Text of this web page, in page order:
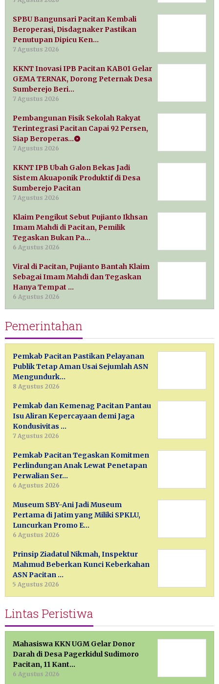
SPBU Bangunsari Pacitan Kembali
Beroperasi, Disdagnaker Pastikan
Penutupan Dipicu Ken…
7 Agustus 2026
KKNT Inovasi IPB Pacitan KAB01 Gelar
GEMA TERNAK, Dorong Peternak Desa
Sumberejo Beri…
7 Agustus 2026
Pembangunan Fisik Sekolah Rakyat
Terintegrasi Pacitan Capai 92 Persen,
Siap Beroperas…
7 Agustus 2026
KKNT IPB Ubah Galon Bekas Jadi
Sistem Akuaponik Produktif di Desa
Sumberejo Pacitan
7 Agustus 2026
Klaim Pengikut Sebut Pujianto Ikhsan
Imam Mahdi di Pacitan, Pemilik
Tegaskan Bukan Pa…
6 Agustus 2026
Viral di Pacitan, Pujianto Bantah Klaim
Sebagai Imam Mahdi dan Tegaskan
Hanya Tempat …
6 Agustus 2026
Pemerintahan
Pemkab Pacitan Pastikan Pelayanan
Publik Tetap Aman Usai Sejumlah ASN
Mengundurk…
8 Agustus 2026
Pemkab dan Kemenag Pacitan Pantau
Isu Aliran Kepercayaan demi Jaga
Kondusivitas …
7 Agustus 2026
Pemkab Pacitan Tegaskan Komitmen
Perlindungan Anak Lewat Penetapan
Perwalian Ser…
6 Agustus 2026
Museum SBY-Ani Jadi Museum
Pertama di Jatim yang Miliki SPKLU,
Luncurkan Promo E…
6 Agustus 2026
Prinsip Ziadatul Nikmah, Inspektur
Mahmud Beberkan Kunci Keberkahan
ASN Pacitan …
5 Agustus 2026
Lintas Peristiwa
Mahasiswa KKN UGM Gelar Donor
Darah di Desa Pagerkidul Sudimoro
Pacitan, 11 Kant…
6 Agustus 2026